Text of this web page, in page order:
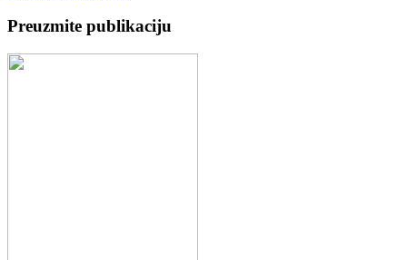
Preuzmite publikaciju